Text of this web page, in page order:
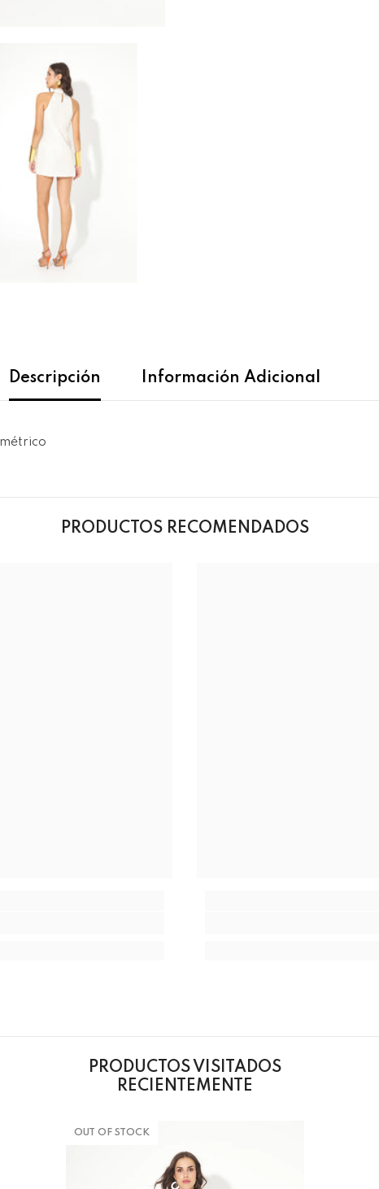
Descripción Información Adicional
PRODUCTOS RECOMENDADOS
PRODUCTOS VISITADOS
RECIENTEMENTE
OUT OF STOCK